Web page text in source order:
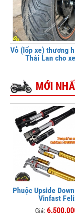
Vỏ (lốp xe) thương
Thái Lan cho
MỚI
Phuộc Upside
Vinfast
Giá: